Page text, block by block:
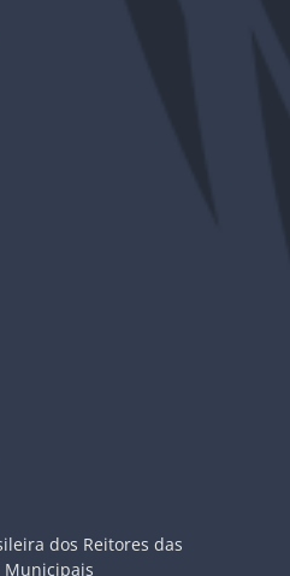
dos Reitores das
Municipais